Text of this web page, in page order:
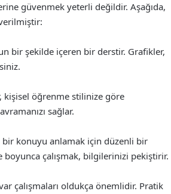
güvenmek yeterli değildir. Aşağıda,
bir şekilde içeren bir derstir. Grafikler,
kişisel öğrenme stilinize göre
sağlar.
konuyu anlamak için düzenli bir
çalışmak, bilgilerinizi pekiştirir.
çalışmaları oldukça önemlidir. Pratik